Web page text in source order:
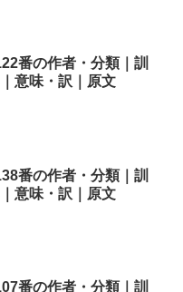
番の作者・分類｜訓
意味・訳｜原文
番の作者・分類｜訓
意味・訳｜原文
番の作者・分類｜訓